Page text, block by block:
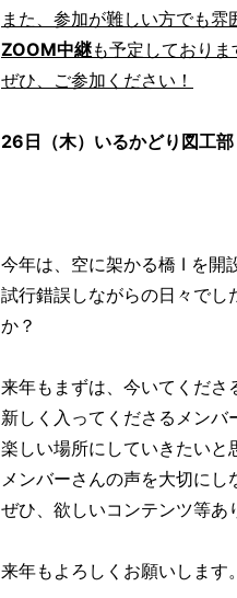
また、参加が難しい方でも雰
ZOOM中継も予定しており
ぜひ、ご参加ください！
26日（木）いるかどり図工
今年は、空に架かる橋 I を開
試行錯誤しながらの日々でし
か？
来年もまずは、今いてくださ
新しく入ってくださるメン
楽しい場所にしていきたいと
メンバーさんの声を大切にし
ぜひ、欲しいコンテンツ等
来年もよろしくお願いします。